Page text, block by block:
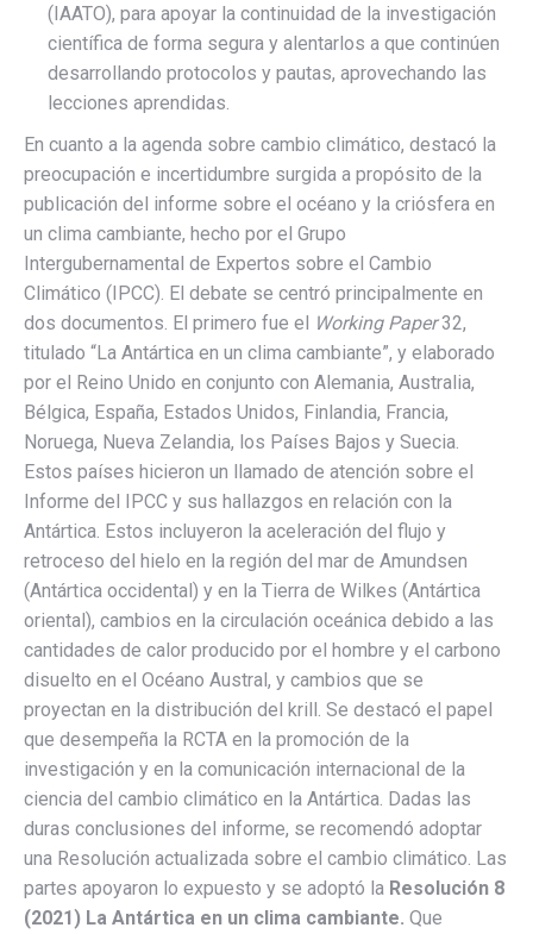
(IAATO), para apoyar la continuidad de la investigación
científica de forma segura y alentarlos a que continúen
desarrollando protocolos y pautas, aprovechando las
lecciones aprendidas.
En cuanto a la agenda sobre cambio climático, destacó la
preocupación e incertidumbre surgida a propósito de la
publicación del informe sobre el océano y la criósfera en
un clima cambiante, hecho por el Grupo
Intergubernamental de Expertos sobre el Cambio
Climático (IPCC). El debate se centró principalmente en
dos documentos. El primero fue el Working Paper32,
titulado “La Antártica en un clima cambiante”, y elaborado
por el Reino Unido en conjunto con Alemania, Australia,
Bélgica, España, Estados Unidos, Finlandia, Francia,
Noruega, Nueva Zelandia, los Países Bajos y Suecia.
Estos países hicieron un llamado de atención sobre el
Informe del IPCC y sus hallazgos en relación con la
Antártica. Estos incluyeron la aceleración del flujo y
retroceso del hielo en la región del mar de Amundsen
(Antártica occidental) y en la Tierra de Wilkes (Antártica
oriental), cambios en la circulación oceánica debido a las
cantidades de calor producido por el hombre y el carbono
disuelto en el Océano Austral, y cambios que se
proyectan en la distribución del krill. Se destacó el papel
que desempeña la RCTA en la promoción de la
investigación y en la comunicación internacional de la
ciencia del cambio climático en la Antártica. Dadas las
duras conclusiones del informe, se recomendó adoptar
una Resolución actualizada sobre el cambio climático. Las
partes apoyaron lo expuesto y se adoptó la Resolución 8
(2021) La Antártica en un clima cambiante. Que